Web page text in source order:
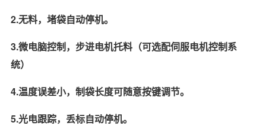
2.无料，堵袋自动停机。
3.微电脑控制，步进电机托料（可选配伺服电机控制系
统）
4.温度误差小，制袋长度可随意按键调节。
5.光电跟踪，丢标自动停机。